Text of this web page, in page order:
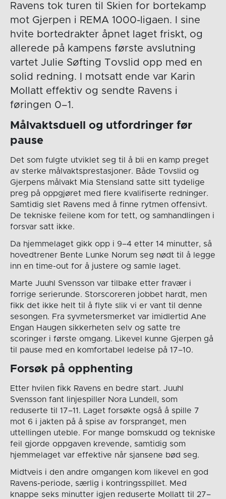
Ravens tok turen til Skien for bortekamp
mot Gjerpen i REMA 1000-ligaen. I sine
hvite bortedrakter åpnet laget friskt, og
allerede på kampens første avslutning
vartet Julie Søfting Tovslid opp med en
solid redning. I motsatt ende var Karin
Mollatt effektiv og sendte Ravens i
føringen 0–1.
Målvaktsduell og utfordringer før
pause
Det som fulgte utviklet seg til å bli en kamp preget
av sterke målvaktsprestasjoner. Både Tovslid og
Gjerpens målvakt Mia Stensland satte sitt tydelige
preg på oppgjøret med flere kvalifiserte redninger.
Samtidig slet Ravens med å finne rytmen offensivt.
De tekniske feilene kom for tett, og samhandlingen i
forsvar satt ikke.
Da hjemmelaget gikk opp i 9–4 etter 14 minutter, så
hovedtrener Bente Lunke Norum seg nødt til å legge
inn en time-out for å justere og samle laget.
Marte Juuhl Svensson var tilbake etter fravær i
forrige serierunde. Storscoreren jobbet hardt, men
fikk det ikke helt til å flyte slik vi er vant til denne
sesongen. Fra syvmetersmerket var imidlertid Ane
Engan Haugen sikkerheten selv og satte tre
scoringer i første omgang. Likevel kunne Gjerpen gå
til pause med en komfortabel ledelse på 17–10.
Forsøk på opphenting
Etter hvilen fikk Ravens en bedre start. Juuhl
Svensson fant linjespiller Nora Lundell, som
reduserte til 17–11. Laget forsøkte også å spille 7
mot 6 i jakten på å spise av forspranget, men
uttellingen uteble. For mange bomskudd og tekniske
feil gjorde oppgaven krevende, samtidig som
hjemmelaget var effektive når sjansene bød seg.
Midtveis i den andre omgangen kom likevel en god
Ravens-periode, særlig i kontringsspillet. Med
knappe seks minutter igjen reduserte Mollatt til 27–